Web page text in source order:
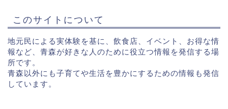
このサイトについて
地元民による実体験を基に、飲食店、イベント、お得な情
報など、青森が好きな人のために役立つ情報を発信する場
所です。
青森以外にも子育てや生活を豊かにするための情報も発信
しています。